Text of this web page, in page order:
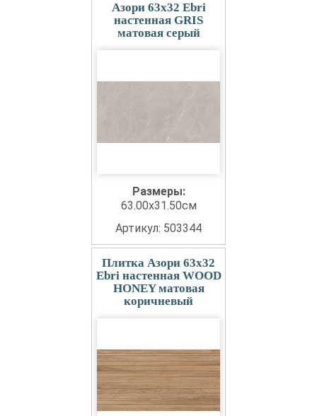
Азори 63x32 Ebri
настенная GRIS
матовая серый
Размеры:
63.00x31.50см
Артикул: 503344
Плитка Азори 63x32
Ebri настенная WOOD
HONEY матовая
коричневый